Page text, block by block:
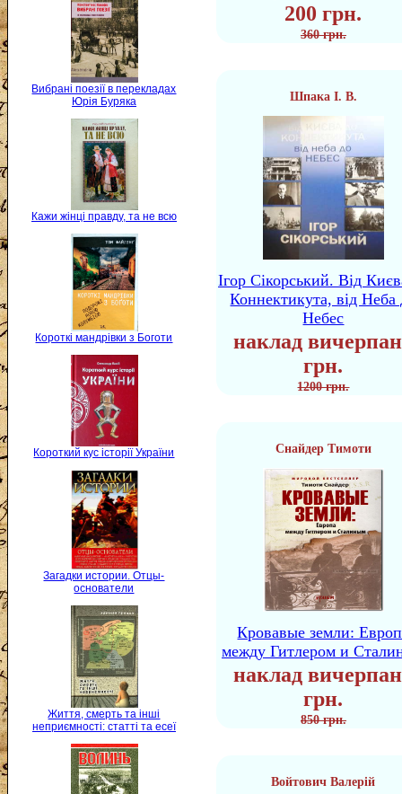
Вибрані поезії в перекладах
Юрія Буряка
Кажи жінці правду, та не всю
Короткі мандрівки з Боготи
Короткий кус історії України
Загадки истории. Отцы-
основатели
Життя, смерть та інші
неприємності: статті та есеї
200 грн.
360 грн.
Шпака І. В.
Ігор Сікорський. Від
Коннектикута, від Неба
Небес
наклад
грн.
1200 грн.
Снайдер Тимоти
Кровавые земли:
между Гитлером и
наклад
грн.
850 грн.
Войтович Валерій